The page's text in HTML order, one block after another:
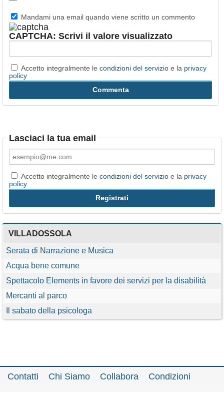
Mandami una email quando viene scritto un commento
CAPTCHA: Scrivi il valore visualizzato
Accetto integralmente le condizioni del servizio e la privacy
policy
Lasciaci la tua email
Accetto integralmente le condizioni del servizio e la privacy
policy
VILLADOSSOLA
Serata di Narrazione e Musica
Acqua bene comune
Spettacolo Elements in favore dei servizi per la disabilità
Mercanti al parco
Il sabato della psicologa
Contatti Chi Siamo Collabora
Condizioni